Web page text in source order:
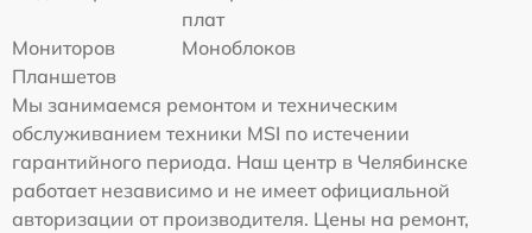
плат
Мониторов
Моноблоков
Планшетов
Мы занимаемся ремонтом и техническим
обслуживанием техники MSI по истечении
гарантийного периода. Наш центр в Челябинске
работает независимо и не имеет официальной
авторизации от производителя. Цены на ремонт,